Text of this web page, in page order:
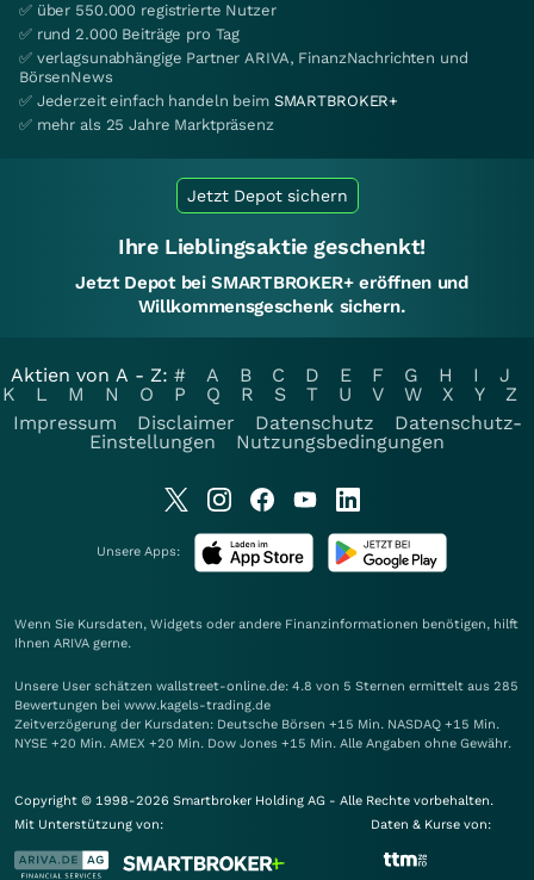
✅ über 550.000 registrierte Nutzer
✅ rund 2.000 Beiträge pro Tag
✅ verlagsunabhängige Partner ARIVA, FinanzNachrichten und
BörsenNews
✅ Jederzeit einfach handeln beim SMARTBROKER+
✅ mehr als 25 Jahre Marktpräsenz
Jetzt Depot sichern
Ihre Lieblingsaktie geschenkt!
Jetzt Depot bei SMARTBROKER+ eröffnen und
Willkommensgeschenk sichern.
Aktien von A - Z: # A B C D E F G H I
J
K
L M N O P Q R S T U V W X Y
Z
Impressum
Disclaimer Datenschutz
Datenschutz-
Einstellungen
Nutzungsbedingungen
Unsere Apps:
Wenn Sie Kursdaten, Widgets oder andere Finanzinformationen benötigen, hilft
Ihnen ARIVA gerne.
Unsere User schätzen wallstreet-online.de: 4.8 von 5 Sternen ermittelt aus 285
Bewertungen bei www.kagels-trading.de
Zeitverzögerung der Kursdaten: Deutsche Börsen +15 Min. NASDAQ +15 Min.
NYSE +20 Min. AMEX +20 Min. Dow Jones +15 Min. Alle Angaben ohne Gewähr.
Copyright © 1998-2026 Smartbroker Holding AG - Alle Rechte vorbehalten.
Mit Unterstützung von:
Daten & Kurse von: